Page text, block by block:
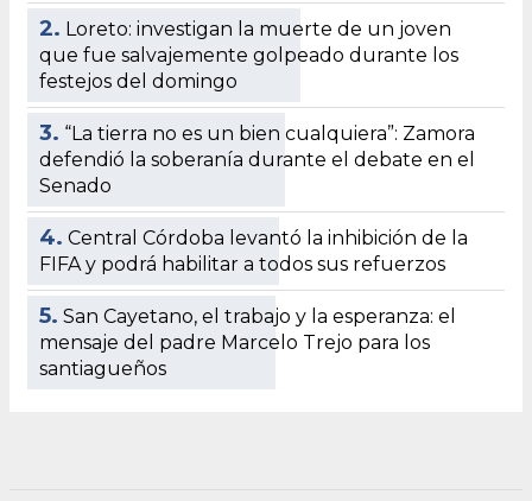
2. Loreto: investigan la muerte de un joven
que fue salvajemente golpeado durante los
festejos del domingo
3. “La tierra no es un bien cualquiera”: Zamora
defendió la soberanía durante el debate en el
Senado
4. Central Córdoba levantó la inhibición de la
FIFA y podrá habilitar a todos sus refuerzos
5. San Cayetano, el trabajo y la esperanza: el
mensaje del padre Marcelo Trejo para los
santiagueños